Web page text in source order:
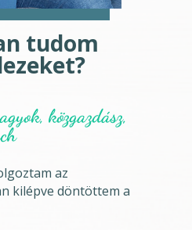
tudom
közgazdász,
az
kilépve döntöttem a